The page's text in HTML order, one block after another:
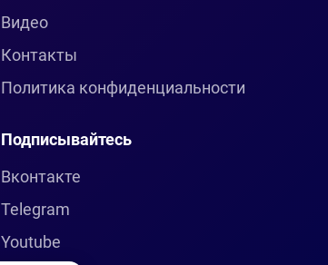
Видео
Контакты
Политика конфиденциальности
Подписывайтесь
Вконтакте
Telegram
Youtube